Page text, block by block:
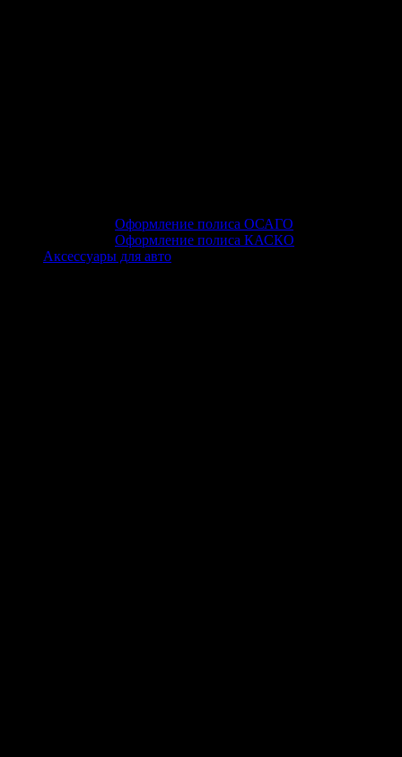
Оформление полиса ОСАГО
Оформление полиса КАСКО
Аксессуары для авто